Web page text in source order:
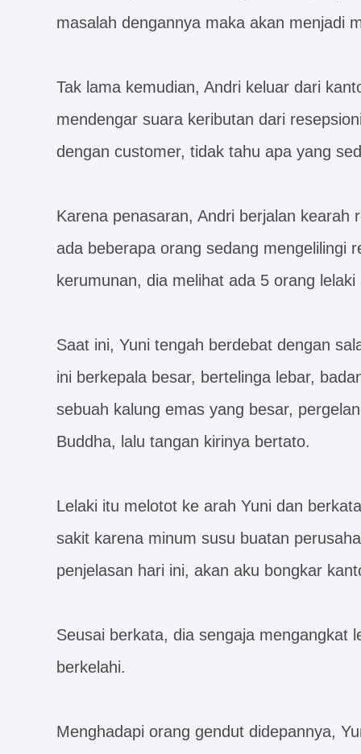
masalah dengannya maka akan menjadi
Tak lama kemudian, Andri keluar dari
mendengar suara keributan dari
dengan customer, tidak tahu apa yang
Karena penasaran, Andri berjalan kearah
ada beberapa orang sedang mengelilingi
kerumunan, dia melihat ada 5 orang
Saat ini, Yuni tengah berdebat dengan
ini berkepala besar, bertelinga lebar,
sebuah kalung emas yang besar,
Buddha, lalu tangan kirinya bertato.
Lelaki itu melotot ke arah Yuni dan
sakit karena minum susu buatan
penjelasan hari ini, akan aku bongkar
Seusai berkata, dia sengaja mengangkat
berkelahi.
Menghadapi orang gendut didepannya,